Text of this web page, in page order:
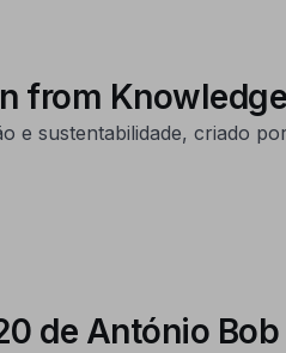
from Knowledge
sustentabilidade, criado
de António